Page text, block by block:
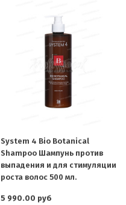
System 4 Bio Botanical
Shampoo Шампунь против
выпадения и для стимуляции
роста волос 500 мл.
5 990.00 руб